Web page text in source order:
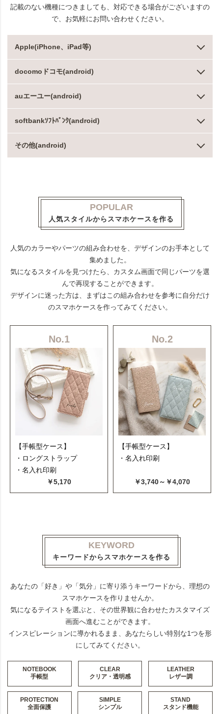
記載のない機種につきましても、対応できる場合がございますの
で、お気軽にお問い合わせください。
Apple(iPhone、iPad等)
docomoドコモ(android)
auエーユー(android)
softbankｿﾌﾄﾊﾞﾝｸ(android)
その他(android)
POPULAR
人気スタイルからスマホケースを作る
人気のカラーやパーツの組み合わせを、デザインのお手本として
集めました。
気になるスタイルを見つけたら、カスタム画面で同じパーツを選
んで再現することができます。
デザインに迷った方は、まずはこの組み合わせを参考に自分だけ
のスマホケースを作ってみてください。
No.1
【手帳型ケース】
・ロングストラップ
・名入れ印刷
￥5,170
No.2
【手帳型ケース】
・名入れ印刷
￥3,740～￥4,070
KEYWORD
キーワードからスマホケースを作る
あなたの「好き」や「気分」に寄り添うキーワードから、理想の
スマホケースを作りませんか。
気になるテイストを選ぶと、その世界観に合わせたカスタマイズ
画面へ進むことができます。
インスピレーションに導かれるまま、あなたらしい特別な1つを形
にしてみてください。
NOTEBOOK
手帳型
CLEAR
クリア・透明感
LEATHER
レザー調
PROTECTION
全面保護
SIMPLE
シンプル
STAND
スタンド機能